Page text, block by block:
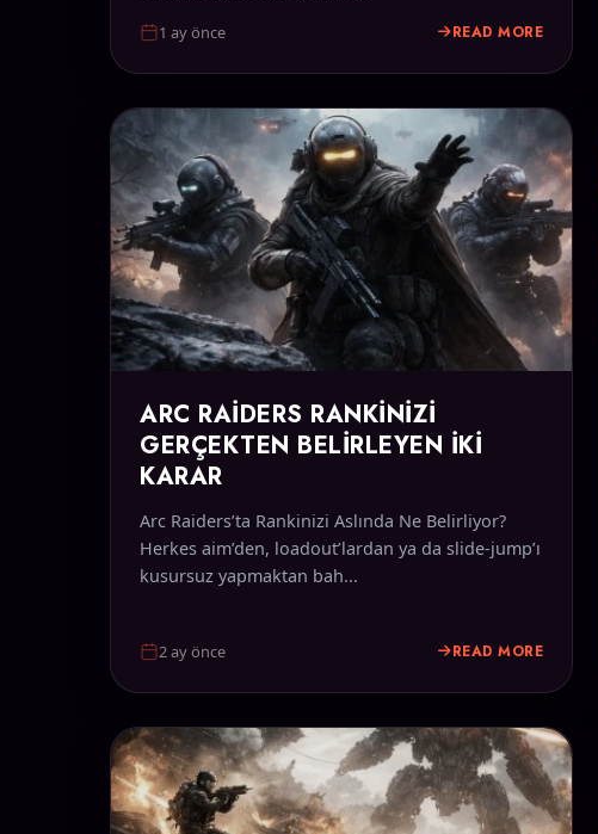
1 ay önce READ MORE
ARC RAIDERS RANKINIZI
GERÇEKTEN BELIRLEYEN İKI
KARAR
Arc Raiders’ta Rankinizi Aslında Ne Belirliyor?
Herkes aim’den, loadout’lardan ya da slide-jump’ı
kusursuz yapmaktan bah...
2 ay önce READ MORE